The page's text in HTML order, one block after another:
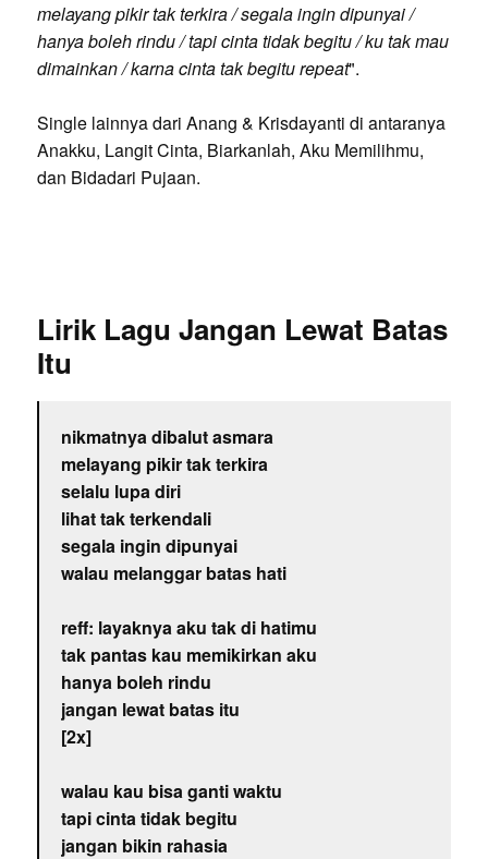
melayang pikir tak terkira / segala ingin dipunyai /
hanya boleh rindu / tapi cinta tidak begitu / ku tak mau
dimainkan / karna cinta tak begitu repeat".
Single lainnya dari Anang & Krisdayanti di antaranya
Anakku, Langit Cinta, Biarkanlah, Aku Memilihmu,
dan Bidadari Pujaan.
Lirik Lagu Jangan Lewat Batas
Itu
nikmatnya dibalut asmara
melayang pikir tak terkira
selalu lupa diri
lihat tak terkendali
segala ingin dipunyai
walau melanggar batas hati
reff: layaknya aku tak di hatimu
tak pantas kau memikirkan aku
hanya boleh rindu
jangan lewat batas itu
[2x]
walau kau bisa ganti waktu
tapi cinta tidak begitu
jangan bikin rahasia